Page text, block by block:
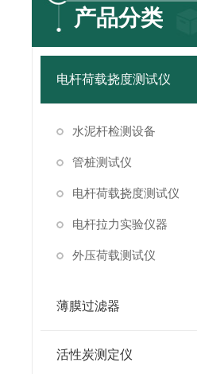
产品分类
电杆荷载挠度测试仪
水泥杆检测设备
管桩测试仪
电杆荷载挠度测试仪
电杆拉力实验仪器
外压荷载测试仪
薄膜过滤器
活性炭测定仪